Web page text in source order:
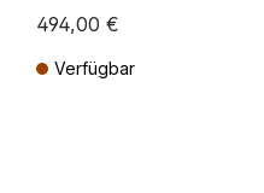
494,00 €
Verfügbar